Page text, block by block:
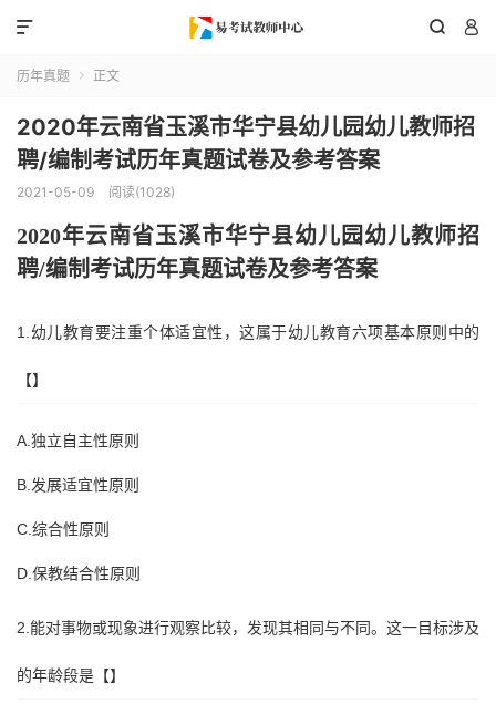
 

历年真题  正文
2020年云南省玉溪市华宁县幼儿园幼儿教师招
聘/编制考试历年真题试卷及参考答案
2021-05-09 阅读(1028)
2020年云南省玉溪市华宁县幼儿园幼儿教师招
聘/编制考试历年真题试卷及参考答案
1.幼儿教育要注重个体适宜性，这属于幼儿教育六项基本原则中的
【】
A.独立自主性原则
B.发展适宜性原则
C.综合性原则
D.保教结合性原则
2.能对事物或现象进行观察比较，发现其相同与不同。这一目标涉及
的年龄段是【】